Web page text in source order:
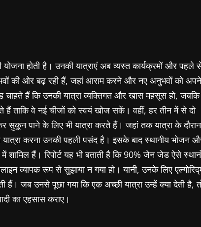
होती है। उनकी यात्राएं अब व्यस्त कार्यक्रमों और पहले
की ओर बढ़ रही हैं, जहां आराम करने और नए अनुभवों को अपने
चाहते हैं कि उनकी यात्रा व्यक्तिगत और खास महसूस हो, जबकि
हैं ताकि वे नई चीजों को स्वयं खोज सकें। वहीं, हर तीन में से दो
पाने के लिए भी यात्रा करते हैं। जहां तक यात्रा के दौरान
यात्रा करना उनकी पहली पसंद है। इसके बाद स्थानीय भोजन
शामिल हैं। रिपोर्ट यह भी बताती है कि 90% जेन जेड ऐसे
व्यापक रूप से सुझाया न गया हो। यानी, उनके लिए
हैं। जब उनसे पूछा गया कि एक अच्छी यात्रा उन्हें क्या देती है,
का एहसास कराए।